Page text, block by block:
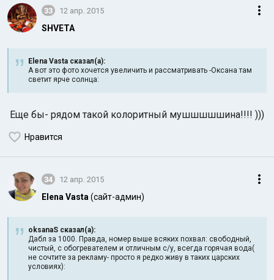
33 12 апр. 2015
SHVETA
Elena Vasta сказал(а):
А вот это фото хочется увеличить и рассматривать -Оксана там
светит ярче солнца:
Еще бы- рядом такой колоритный мушшшшшина!!!! )))
Нравится
34 12 апр. 2015
Elena Vasta (сайт-админ)
oksanaS сказал(а):
Дабл за 1000. Правда, номер выше всяких похвал: свободный,
чистый, с обогревателем и отличным с/у, всегда горячая вода(
не сочтите за рекламу- просто я редко живу в таких царских
условиях):